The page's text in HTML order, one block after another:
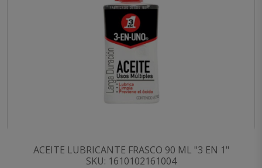
ACEITE LUBRICANTE FRASCO 90 ML "3 EN 1"
SKU: 1610102161004